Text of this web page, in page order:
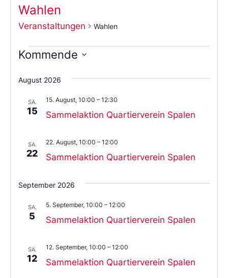
Wahlen
Veranstaltungen Wahlen
Kommende
Sie
das
aus.
August 2026
SA.
15 Sammelaktion Quartierverein Spalen
15. August, 10:00 – 12:30
SA.
22 Sammelaktion Quartierverein Spalen
22. August, 10:00 – 12:00
September 2026
SA.
5 Sammelaktion Quartierverein Spalen
5. September, 10:00 – 12:00
SA.
12 Sammelaktion Quartierverein Spalen
12. September, 10:00 – 12:00